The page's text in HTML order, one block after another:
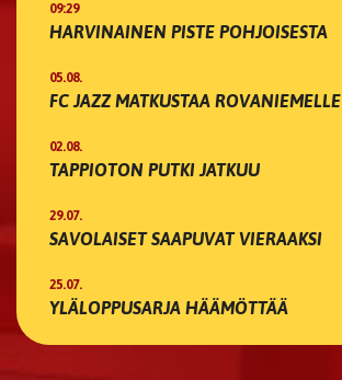
09:29
HARVINAINEN PISTE POHJOISESTA
05.08.
FC JAZZ MATKUSTAA ROVANIEMELLE
02.08.
TAPPIOTON PUTKI JATKUU
29.07.
SAVOLAISET SAAPUVAT VIERAAKSI
25.07.
YLÄLOPPUSARJA HÄÄMÖTTÄÄ